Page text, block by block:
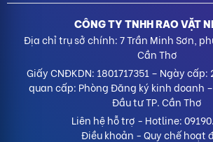
CÔNG TY TNHH RAO VẶT
Địa chỉ trụ sở chính: 7 Trần Minh Sơn,
Cần Thơ
Giấy CNĐKDN: 1801717351 – Ngày
quan cấp: Phòng Đăng ký kinh doanh
Đầu tư TP. Cần Thơ
Liên hệ hỗ trợ - Hotline:
Điều khoản -Quy chế hoạt